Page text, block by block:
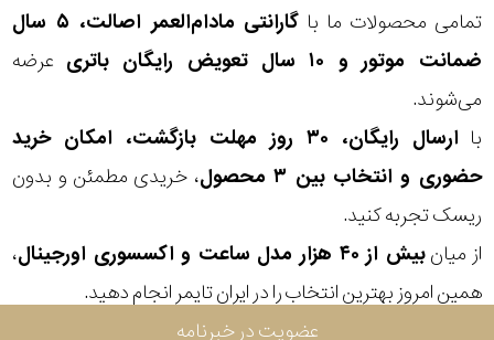
تمامی محصولات ما با
گارانتی مادام‌العمر اصالت، ۵ سال
ضمانت موتور و ۱۰ سال تعویض رایگان باتری
عرضه
می‌شوند.
با
ارسال رایگان، ۳۰ روز مهلت بازگشت، امکان خرید
حضوری و انتخاب بین ۳ محصول
، خریدی مطمئن و بدون
ریسک تجربه کنید.
از میانبیش از ۴۰ هزار مدل ساعت و اکسسوری اورجینال
،
همین امروز بهترین انتخاب را در ایران تایمر انجام دهید.
شکل
ویژگی
نوع
موتور
عضویت در خبرنامه